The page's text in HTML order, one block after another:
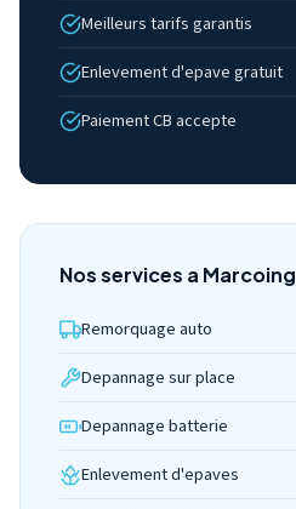
Meilleurs tarifs garantis
Enlevement d'epave gratuit
Paiement CB accepte
Nos services a Marcoing
Remorquage auto
Depannage sur place
Depannage batterie
Enlevement d'epaves